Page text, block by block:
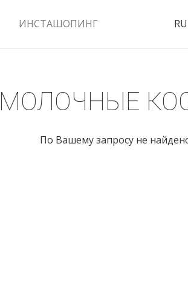
ИНСТАШОПИНГ RU
МОЛОЧНЫЕ
По Вашему запросу не